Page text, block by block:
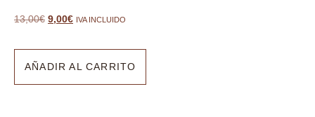
13,00€ 9,00€ IVA INCLUIDO
AÑADIR AL CARRITO